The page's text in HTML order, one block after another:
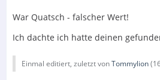
War Quatsch - falscher Wert!
Ich dachte ich hatte deinen
Einmal editiert, zuletzt vonTommylion(